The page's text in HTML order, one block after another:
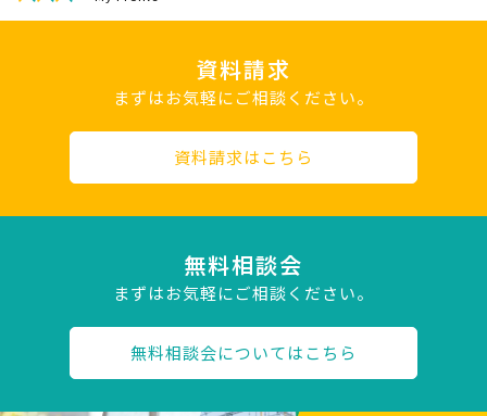
資料請求
まずはお気軽にご相談ください。
資料請求はこちら
無料相談会
まずはお気軽にご相談ください。
無料相談会についてはこちら